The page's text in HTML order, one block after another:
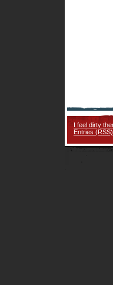
I feel dirty
Entries (RSS)